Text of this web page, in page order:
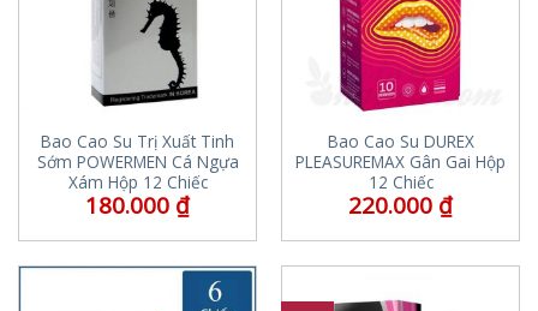
Bao Cao Su Trị Xuất Tinh
Sớm POWERMEN Cá Ngựa
Xám Hộp 12 Chiếc
180.000 ₫
Bao Cao Su DUREX
PLEASUREMAX Gân Gai Hộp
12 Chiếc
220.000 ₫